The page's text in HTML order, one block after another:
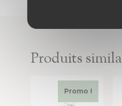
Produits
Promo !